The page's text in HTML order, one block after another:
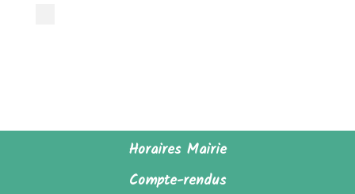
Horaires Mairie
Compte-rendus